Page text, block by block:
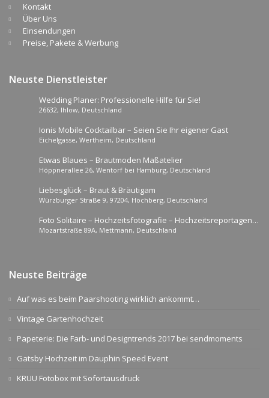
Kontakt
Über Uns
Einsendungen
Preise, Pakete & Werbung
Neuste Dienstleister
Wedding Planer: Professionelle Hilfe für Sie!
26632, Ihlow, Deutschland
Ionis Mobile Cocktailbar – Seien Sie Ihr eigener Gast
Eichelgasse, Wertheim, Deutschland
Etwas Blaues – Brautmoden Maßatelier
Höppnerallee 26, Wentorf bei Hamburg, Deutschland
Liebesglück – Braut & Bräutigam
Würzburger Straße 9, 97204, Höchberg, Deutschland
Foto Solitaire – Hochzeitsfotografie – Hochzeitsreportagen –
Brautpaarshootings Europaweit
Mozartstraße 89A, Mettmann, Deutschland
Neuste Beiträge
Auf was es beim Paarshooting wirklich ankommt…
Vintage Gartenhochzeit
Papeterie: Die Farb- und Designtrends 2017 bei sendmoments
Gatsby Hochzeit im Dauphin Speed Event
KRUU Fotobox mit Sofortausdruck